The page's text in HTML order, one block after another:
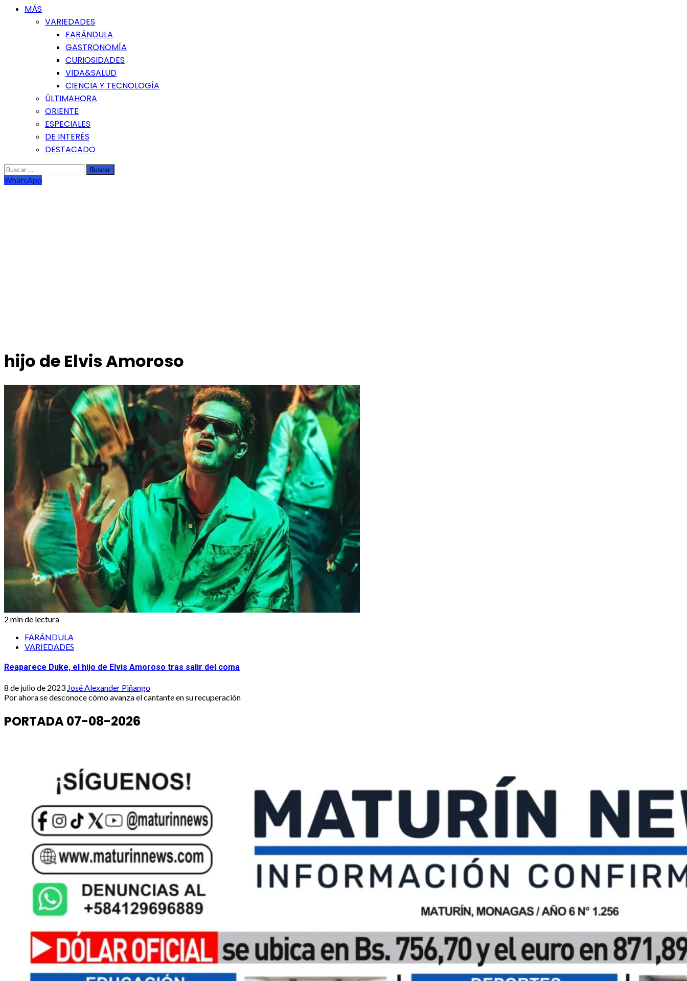
MÁS
VARIEDADES
FARÁNDULA
GASTRONOMÍA
CURIOSIDADES
VIDA&SALUD
CIENCIA Y TECNOLOGÍA
ÚLTIMAHORA
ORIENTE
ESPECIALES
DE INTERÉS
DESTACADO
Buscar:
WhatsApp
hijo de Elvis Amoroso
2 min de lectura
FARÁNDULA
VARIEDADES
Reaparece Duke, el hijo de Elvis Amoroso tras salir del coma
8 de julio de 2023 José Alexander Piñango
Por ahora se desconoce cómo avanza el cantante en su recuperación
PORTADA 07-08-2026